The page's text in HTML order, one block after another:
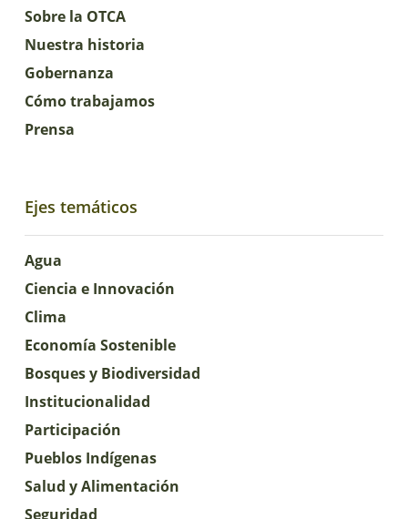
Sobre la OTCA
Nuestra historia
Gobernanza
Cómo trabajamos
Prensa
Ejes temáticos
Agua
Ciencia e Innovación
Clima
Economía Sostenible
Bosques y Biodiversidad
Institucionalidad
Participación
Pueblos Indígenas
Salud y Alimentación
Seguridad